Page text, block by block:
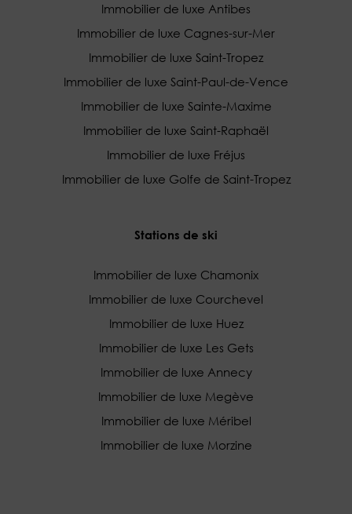
Immobilier de luxe Antibes
Immobilier de luxe Cagnes-sur-Mer
Immobilier de luxe Saint-Tropez
Immobilier de luxe Saint-Paul-de-Vence
Immobilier de luxe Sainte-Maxime
Immobilier de luxe Saint-Raphaël
Immobilier de luxe Fréjus
Immobilier de luxe Golfe de Saint-Tropez
Stations de ski
Immobilier de luxe Chamonix
Immobilier de luxe Courchevel
Immobilier de luxe Huez
Immobilier de luxe Les Gets
Immobilier de luxe Annecy
Immobilier de luxe Megève
Immobilier de luxe Méribel
Immobilier de luxe Morzine